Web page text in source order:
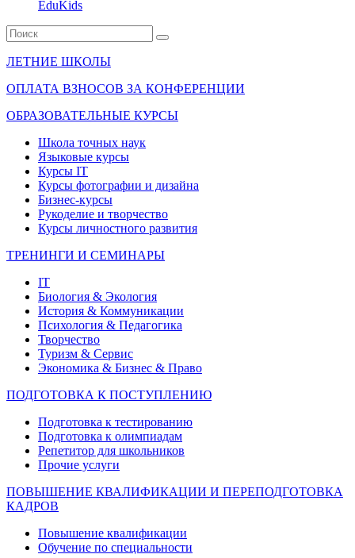
EduKids
ЛЕТНИЕ ШКОЛЫ
ОПЛАТА ВЗНОСОВ ЗА КОНФЕРЕНЦИИ
ОБРАЗОВАТЕЛЬНЫЕ КУРСЫ
Школа точных наук
Языковые курсы
Курсы IT
Курсы фотографии и дизайна
Бизнес-курсы
Рукоделие и творчество
Курсы личностного развития
ТРЕНИНГИ И СЕМИНАРЫ
IT
Биология & Экология
История & Коммуникации
Психология & Педагогика
Творчество
Туризм & Сервис
Экономика & Бизнес & Право
ПОДГОТОВКА К ПОСТУПЛЕНИЮ
Подготовка к тестированию
Подготовка к олимпиадам
Репетитор для школьников
Прочие услуги
ПОВЫШЕНИЕ КВАЛИФИКАЦИИ И ПЕРЕПОДГОТОВКА
КАДРОВ
Повышение квалификации
Обучение по специальности